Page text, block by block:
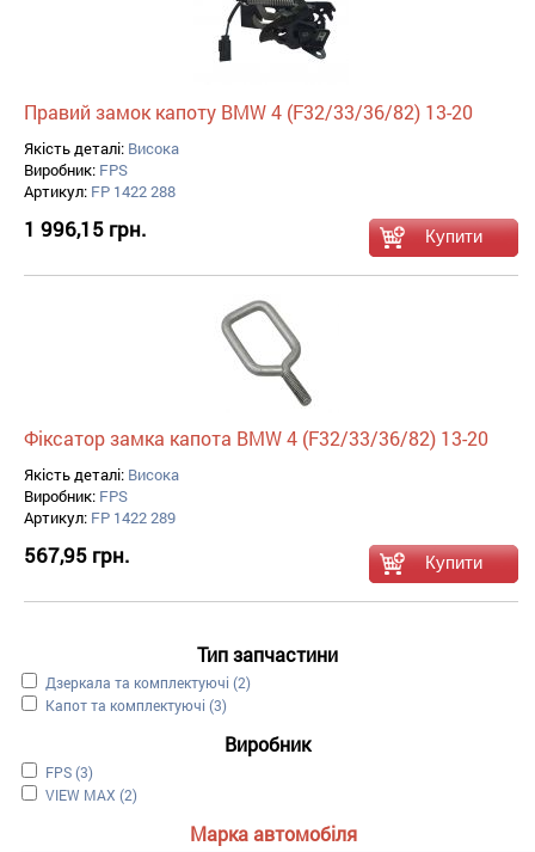
Тип запчастини
Apply Дзеркала та комплектуючі filter
Дзеркала та комплектуючі (2)
Apply Капот та комплектуючі filter
Капот та комплектуючі (3)
Виробник
Apply FPS filter
FPS (3)
Apply VIEW MAX filter
VIEW MAX (2)
Марка автомобіля
Правий замок капоту BMW 4 (F32/33/36/82) 13-20
Якість деталі: Висока
Виробник: FPS
Артикул: FP 1422 288
1 996,15 грн.
Фіксатор замка капота BMW 4 (F32/33/36/82) 13-20
Якість деталі: Висока
Виробник: FPS
Артикул: FP 1422 289
567,95 грн.